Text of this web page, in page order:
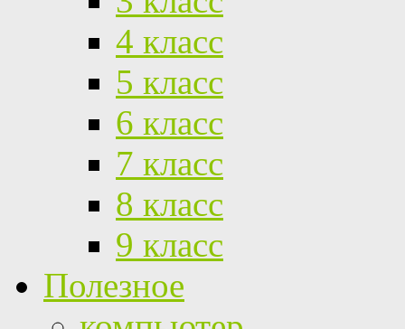
4 класс
5 класс
6 класс
7 класс
8 класс
9 класс
Полезное